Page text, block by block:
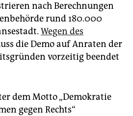
nach Berechnungen
rund 180.000
Wegen des
die Demo auf Anraten der
vorzeitig beendet
dem Motto „Demokratie
gegen Rechts“